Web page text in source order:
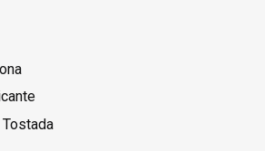
Tostada